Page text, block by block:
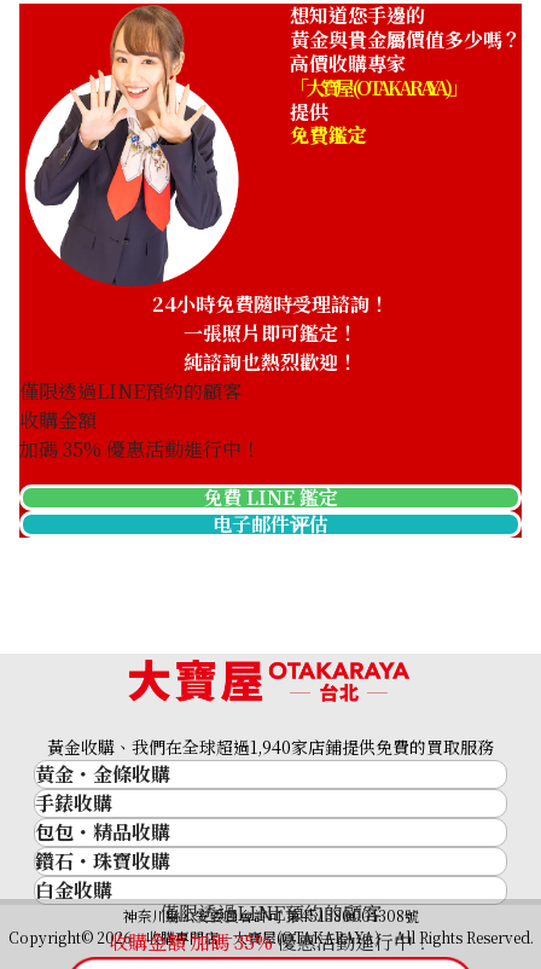
Platinum (Pt900) earrings
想知道您手邊的
黃金與貴金屬價值多少嗎？
高價收購專家
「大寶屋 (OTAKARAYA)」
提供
免費鑑定
24小時免費隨時受理諮詢！
一張照片即可鑑定！
純諮詢也熱烈歡迎！
僅限透過LINE預約的顧客
收購金額
加碼35% 優惠活動進行中！
免費 LINE 鑑定
电子邮件评估
僅限透過LINE預約的顧客
收購金額 加碼35%優惠活動進行中！
黃金收購、我們在全球超過1,940家店鋪提供免費的買取服務
黃金・金條收購
黃金與貴金屬
金的錠
金幣
黃金過去10年
黃金飾品
黃金戒指
手錶收購
名牌手錶
Rolex
Patek Philippe
Audemars Piguet
Vacheron Constantin
包包・精品收購
品牌精品
Cartier
LOUIS VUITTON
Hermès
鑽石・珠寶收購
鑽石･珠寶
祖母綠（翠玉）
白金收購
神奈川縣公安委員會許可 第451380001308號
Copyright© 2026 收購專門店—大寶屋(OTAKARAYA) All Rights Reserved.